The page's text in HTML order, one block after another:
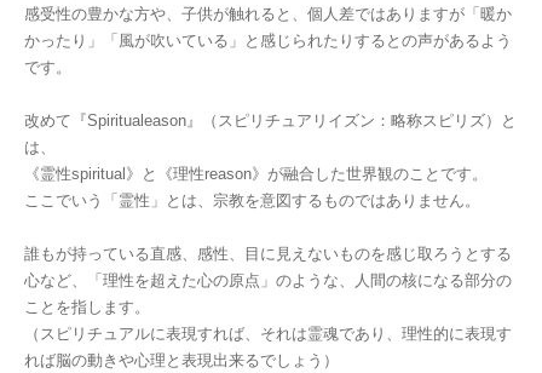
感受性の豊かな方や、子供が触れると、個人差ではありますが「暖か
かったり」「風が吹いている」と感じられたりするとの声があるよう
です。
改めて『Spiritualeason』（スピリチュアリイズン：略称スピリズ）と
は、
《霊性spiritual》と《理性reason》が融合した世界観のことです。
ここでいう「霊性」とは、宗教を意図するものではありません。
誰もが持っている直感、感性、目に見えないものを感じ取ろうとする
心など、「理性を超えた心の原点」のような、人間の核になる部分の
ことを指します。
（スピリチュアルに表現すれば、それは霊魂であり、理性的に表現す
れば脳の動きや心理と表現出来るでしょう）